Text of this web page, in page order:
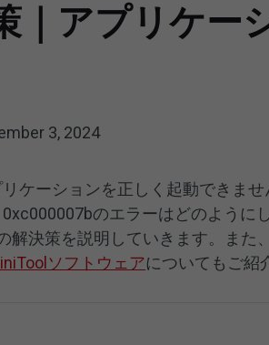
｜アプリケー
3, 2024
ケーションを正しく起動できま
のエラーはどのように
解決策を説明していきます。また
ソフトウェアについてもご紹